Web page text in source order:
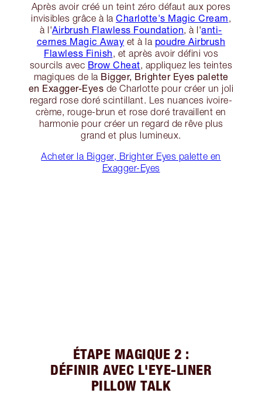
Après avoir créé un teint zéro défaut aux pores
invisibles grâce à la Charlotte's Magic Cream,
à l'Airbrush Flawless Foundation, à l'anti-
cernes Magic Away et à la poudre Airbrush
Flawless Finish, et après avoir défini vos
sourcils avec Brow Cheat, appliquez les teintes
magiques de la Bigger, Brighter Eyes palette
en Exagger-Eyes de Charlotte pour créer un joli
regard rose doré scintillant. Les nuances ivoire-
crème, rouge-brun et rose doré travaillent en
harmonie pour créer un regard de rêve plus
grand et plus lumineux.
Acheter la Bigger, Brighter Eyes palette en
Exagger-Eyes
ÉTAPE MAGIQUE 2 :
DÉFINIR AVEC L'EYE-LINER
PILLOW TALK